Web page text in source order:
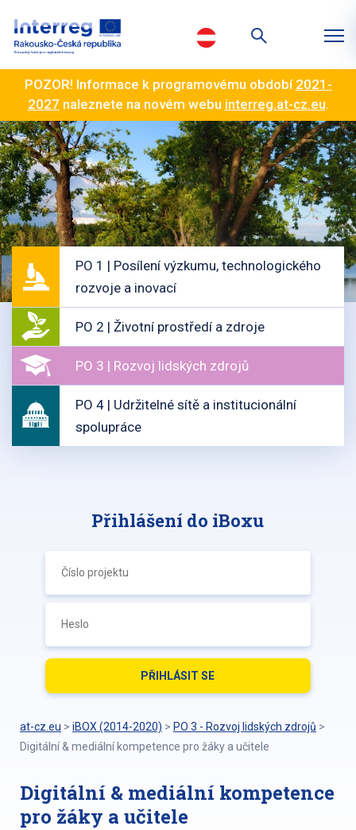
POZOR! Informace k programovému období 2021-
2027 naleznete na novém webu interreg.at-cz.eu.
PO 1 | Posílení výzkumu, technologického
rozvoje a inovací
PO 2 | Životní prostředí a zdroje
PO 3 | Rozvoj lidských zdrojů
PO 4 | Udržitelné sítě a institucionální
spolupráce
Přihlášení do iBoxu
at-cz.eu > iBOX (2014-2020) > PO 3 - Rozvoj lidských zdrojů >
Digitální & mediální kompetence pro žáky a učitele
Digitální & mediální kompetence
pro žáky a učitele